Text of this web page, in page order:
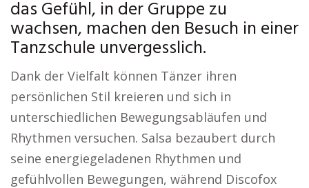
das Gefühl, in der Gruppe zu
wachsen, machen den Besuch in einer
Tanzschule unvergesslich.
Dank der Vielfalt können Tänzer ihren
persönlichen Stil kreieren und sich in
unterschiedlichen Bewegungsabläufen und
Rhythmen versuchen. Salsa bezaubert durch
seine energiegeladenen Rhythmen und
gefühlvollen Bewegungen, während Discofox